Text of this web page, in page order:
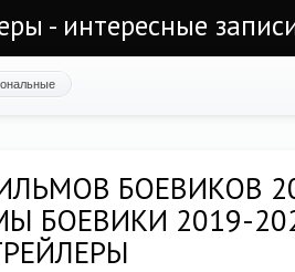
- интересные
БОЕВИКОВ
БОЕВИКИ 2019-